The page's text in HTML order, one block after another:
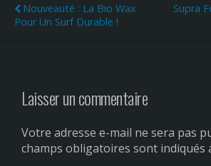
Nouveauté : La Bio Wax
Pour Un Surf Durable !
Supra
Laisser un commentaire
Votre adresse e-mail ne sera pas
champs obligatoires sont indiqués